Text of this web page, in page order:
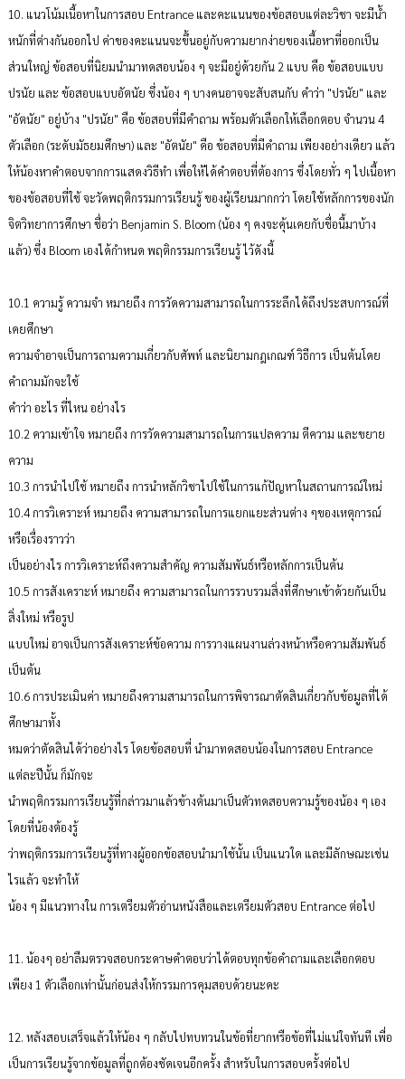
10. แนวโน้มเนื้อหาในการสอบ Entrance และคะแนนของข้อสอบแต่ละวิชา จะมีน้ำ
หนักที่ต่างกันออกไป ค่าของคะแนนจะขึ้นอยู่กับความยากง่ายของเนื้อหาที่ออกเป็น
ส่วนใหญ่ ข้อสอบที่นิยมนำมาทดสอบน้อง ๆ จะมีอยู่ด้วยกัน 2 แบบ คือ ข้อสอบแบบ
ปรนัย และ ข้อสอบแบบอัตนัย ซึ่งน้อง ๆ บางคนอาจจะสับสนกับ คำว่า "ปรนัย" และ
"อัตนัย" อยู่บ้าง "ปรนัย" คือ ข้อสอบที่มีคำถาม พร้อมตัวเลือกให้เลือกตอบ จำนวน 4
ตัวเลือก (ระดับมัธยมศึกษา) และ "อัตนัย" คือ ข้อสอบที่มีคำถาม เพียงอย่างเดียว แล้ว
ให้น้องหาคำตอบจากการแสดงวิธีทำ เพื่อให้ได้คำตอบที่ต้องการ ซึ่งโดยทั่ว ๆ ไปเนื้อหา
ของข้อสอบที่ใช้ จะวัดพฤติกรรมการเรียนรู้ ของผู้เรียนมากกว่า โดยใช้หลักการของนัก
จิตวิทยาการศึกษา ชื่อว่า Benjamin S. Bloom (น้อง ๆ คงจะคุ้นเคยกับชื่อนี้มาบ้าง
แล้ว) ซึ่ง Bloom เองได้กำหนด พฤติกรรมการเรียนรู้ ไว้ดังนี้
10.1 ความรู้ ความจำ หมายถึง การวัดความสามารถในการระลึกได้ถึงประสบการณ์ที่
เคยศึกษา
ความจำอาจเป็นการถามความเกี่ยวกับศัพท์ และนิยามกฎเกณฑ์ วิธีการ เป็นต้นโดย
คำถามมักจะใช้
คำว่า อะไร ที่ไหน อย่างไร
10.2 ความเข้าใจ หมายถึง การวัดความสามารถในการแปลความ ตีความ และขยาย
ความ
10.3 การนำไปใช้ หมายถึง การนำหลักวิชาไปใช้ในการแก้ปัญหาในสถานการณ์ใหม่
10.4 การวิเคราะห์ หมายถึง ความสามารถในการแยกแยะส่วนต่าง ๆของเหตุการณ์
หรือเรื่องราวว่า
เป็นอย่างไร การวิเคราะห์ถึงความสำคัญ ความสัมพันธ์หรือหลักการเป็นต้น
10.5 การสังเคราะห์ หมายถึง ความสามารถในการรวบรวมสิ่งที่ศึกษาเข้าด้วยกันเป็น
สิ่งใหม่ หรือรูป
แบบใหม่ อาจเป็นการสังเคราะห์ข้อความ การวางแผนงานล่วงหน้าหรือความสัมพันธ์
เป็นต้น
10.6 การประเมินค่า หมายถึงความสามารถในการพิจารณาตัดสินเกี่ยวกับข้อมูลที่ได้
ศึกษามาทั้ง
หมดว่าตัดสินได้ว่าอย่างไร โดยข้อสอบที่ นำมาทดสอบน้องในการสอบ Entrance
แต่ละปีนั้น ก็มักจะ
นำพฤติกรรมการเรียนรู้ที่กล่าวมาแล้วข้างต้นมาเป็นตัวทดสอบความรู้ของน้อง ๆ เอง
โดยที่น้องต้องรู้
ว่าพฤติกรรมการเรียนรู้ที่ทางผู้ออกข้อสอบนำมาใช้นั้น เป็นแนวใด และมีลักษณะเช่น
ไรแล้ว จะทำให้
น้อง ๆ มีแนวทางใน การเตรียมตัวอ่านหนังสือและเตรียมตัวสอบ Entrance ต่อไป
11. น้องๆ อย่าลืมตรวจสอบกระดาษคำตอบว่าได้ตอบทุกข้อคำถามและเลือกตอบ
เพียง 1 ตัวเลือกเท่านั้นก่อนส่งให้กรรมการคุมสอบด้วยนะคะ
12. หลังสอบเสร็จแล้วให้น้อง ๆ กลับไปทบทวนในข้อที่ยากหรือข้อที่ไม่แน่ใจทันที เพื่อ
เป็นการเรียนรู้จากข้อมูลที่ถูกต้องชัดเจนอีกครั้ง สำหรับในการสอบครั้งต่อไป